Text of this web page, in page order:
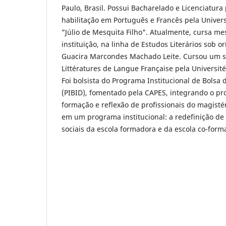
Paulo, Brasil. Possui Bacharelado e
habilitação em Português e Francês pela
"Júlio de Mesquita Filho". Atualmente, cursa
instituição, na linha de Estudos Literários sob
Guacira Marcondes Machado Leite. Cursou um
Littératures de Langue Française pela
Foi bolsista do Programa Institucional de Bolsa
(PIBID), fomentado pela CAPES, integrando o
formação e reflexão de profissionais do
em um programa institucional: a redefinição de
sociais da escola formadora e da escola co-